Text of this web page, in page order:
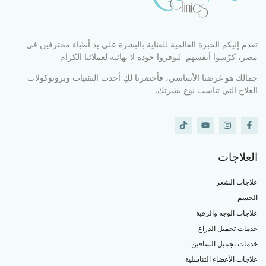
تقدم إليكم الخبرة العالمية للعناية بالبشرة على يد أطباء محترفين في
مصر، كرّسوا أنفسهم ليوفروا جودة لا نهائية لعملائنا الكرام.
جمالك هو غرضنا الأساسي، فأحضرنا لكِ أحدث التقنيات وبروتوكولات
العلاج التي تناسب نوع بشرتك.
العلاجات
علاجات الشعر
الجسم
علاجات الوجه والرقبة
خدمات تجميل الذراع
خدمات تجميل الساقين
علاجات الأعضاء التناسلية